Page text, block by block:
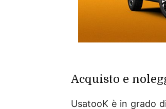
Acquisto e
UsatooK è in grado